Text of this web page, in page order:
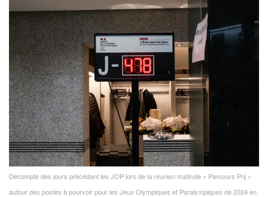
Décompte des jours précédant les JOP lors de la réunion matinale « Parcours Prij »
autour des postes à pourvoir pour les Jeux Olympiques et Paralympiques de 2024 en